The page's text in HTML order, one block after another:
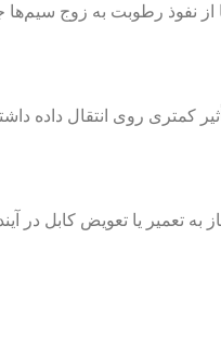
نفوذ رطوبت به زوج سیم‌ها
به تعمیر یا تعویض کابل در